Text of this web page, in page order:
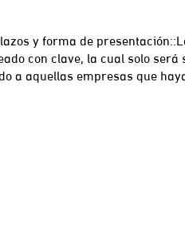
y forma de
con clave, la cual solo
a aquellas empresas que